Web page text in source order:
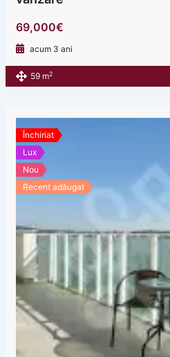
69,000€
acum 3 ani
59 m2
Închiriat
Lux
Nou
Recent adăugat